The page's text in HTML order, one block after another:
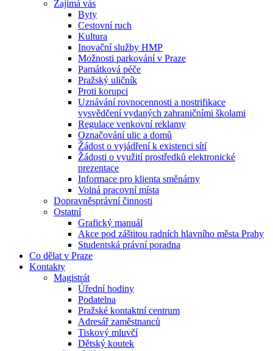
Zajímá vás
Byty
Cestovní ruch
Kultura
Inovační služby HMP
Možnosti parkování v Praze
Památková péče
Pražský uličník
Proti korupci
Uznávání rovnocennosti a nostrifikace
vysvědčení vydaných zahraničními školami
Regulace venkovní reklamy
Označování ulic a domů
Žádost o vyjádření k existenci sítí
Žádosti o využití prostředků elektronické
prezentace
Informace pro klienta směnárny
Volná pracovní místa
Dopravněsprávní činnosti
Ostatní
Grafický manuál
Akce pod záštitou radních hlavního města Prahy
Studentská právní poradna
Co dělat v Praze
Kontakty
Magistrát
Úřední hodiny
Podatelna
Pražské kontaktní centrum
Adresář zaměstnanců
Tiskový mluvčí
Dětský koutek